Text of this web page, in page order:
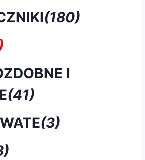
(180)
I
(41)
(3)